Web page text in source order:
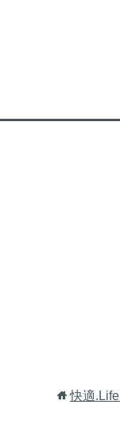
快適.Life